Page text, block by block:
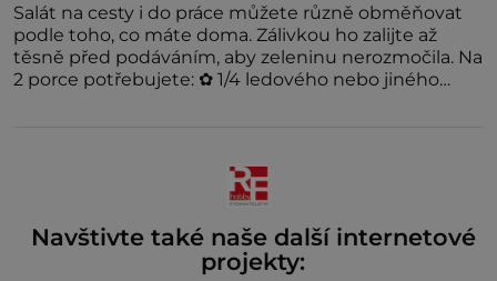
Salát na cesty i do práce můžete různě obměňovat
podle toho, co máte doma. Zálivkou ho zalijte až
těsně před podáváním, aby zeleninu nerozmočila. Na
2 porce potřebujete: ✿ 1/4 ledového nebo jiného
Navštivte také naše další internetové
projekty: